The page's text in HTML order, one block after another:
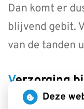
Dan komt er
blijvend gebit.
van de tanden
Verzorging
Deze